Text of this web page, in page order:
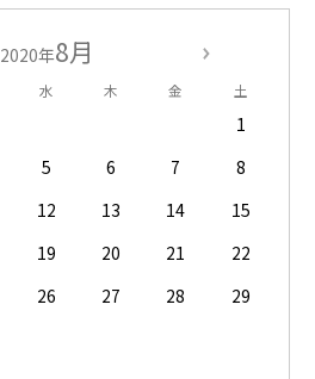
2020年8月
水 木 金 土
1
5 6 7
8
12 13 14
15
19 20 21
22
26 27 28
29